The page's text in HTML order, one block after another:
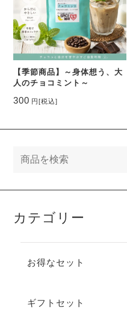
【季節商品】～身体想う、大
人のチョコミント～
300 円 [税込]
カテゴリー
お得なセット
ギフトセット